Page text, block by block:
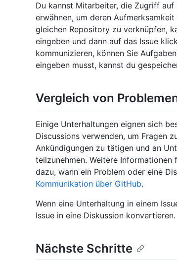
Du kannst Mitarbeiter, die Zugriff auf
erwähnen, um deren
gleichen Repository zu verknüpfen,
eingeben und dann auf das Issue
kommunizieren, können Sie
eingeben musst, kannst du
Vergleich von
Einige Unterhaltungen eignen sich
Discussions verwenden, um Fragen
Ankündigungen zu tätigen und an
teilzunehmen. Weitere Informationen
dazu, wann ein Problem oder eine
Kommunikation über GitHub.
Wenn eine Unterhaltung in einem
Issue in eine Diskussion konvertieren.
Nächste Schritte